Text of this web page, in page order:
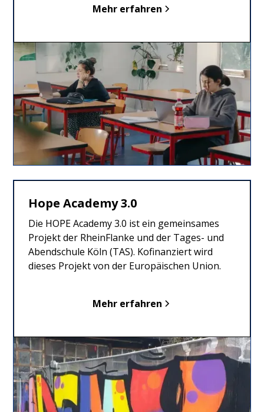
Mehr erfahren
Hope Academy 3.0
Die HOPE Academy 3.0 ist ein gemeinsames
Projekt der RheinFlanke und der Tages- und
Abendschule Köln (TAS). Kofinanziert wird
dieses Projekt von der Europäischen Union.
Mehr erfahren